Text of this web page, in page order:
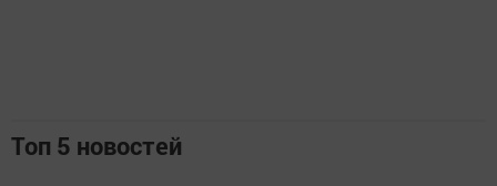
Топ 5 новостей